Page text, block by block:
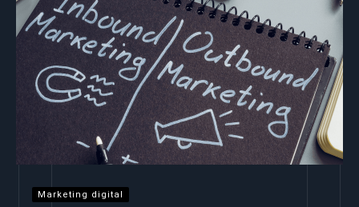
Marketing digital